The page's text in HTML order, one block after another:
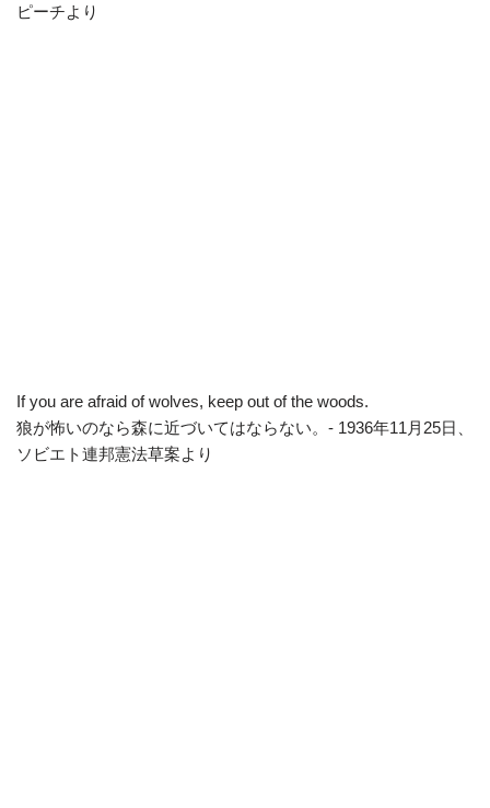
ピーチより
If you are afraid of wolves, keep out of the woods.
狼が怖いのなら森に近づいてはならない。- 1936年11月25日、
ソビエト連邦憲法草案より